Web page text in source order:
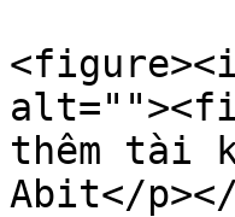
thêm tài
Abit</